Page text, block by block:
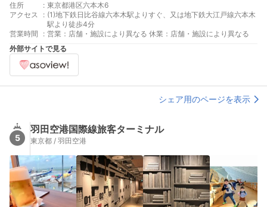
住所 : 東京都港区六本木6
アクセス
: (1)地下鉄日比谷線六本木駅よりすぐ、又は地下鉄大江戸線六本木
駅より徒歩4分
営業時間
: 営業：店舗・施設により異なる 休業：店舗・施設により異なる
外部サイトで見る
シェア用のページを表示
5
羽田空港国際線旅客ターミナル
東京都 / 羽田空港